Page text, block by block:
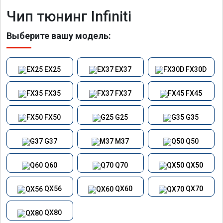
Чип тюнинг Infiniti
Выберите вашу модель:
EX25 EX37 FX30D
FX35 FX37 FX45
FX50 G25 G35
G37 M37 Q50
Q60 Q70 QX50
QX56 QX60 QX70
QX80